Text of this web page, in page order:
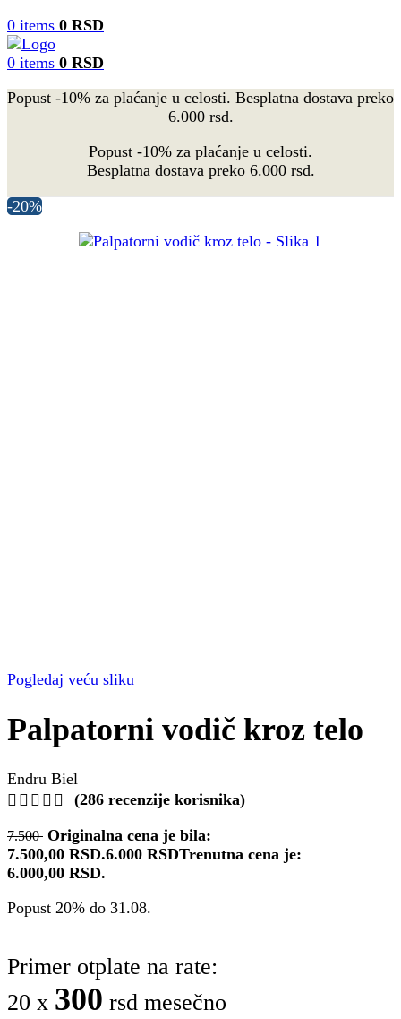
0 items 0 RSD
0 items 0 RSD
Popust -10% za plaćanje u celosti. Besplatna dostava preko
6.000 rsd.
Popust -10% za plaćanje u celosti.
Besplatna dostava preko 6.000 rsd.
-20%
Pogledaj veću sliku
Palpatorni vodič kroz telo
Endru Biel
(286 recenzije korisnika)
7.500 Originalna cena je bila:
7.500,00 RSD.6.000 RSDTrenutna cena je:
6.000,00 RSD.
Popust 20% do 31.08.
Primer otplate na rate:
20 x 300 rsd mesečno